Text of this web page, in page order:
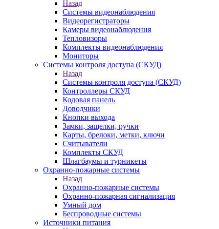
Назад
Системы видеонаблюдения
Видеорегистраторы
Камеры видеонаблюдения
Тепловизоры
Комплекты видеонаблюдения
Мониторы
Системы контроля доступа (СКУД)
Назад
Системы контроля доступа (СКУД)
Контроллеры СКУД
Кодовая панель
Доводчики
Кнопки выхода
Замки, защелки, ручки
Карты, брелоки, метки, ключи
Считыватели
Комплекты СКУД
Шлагбаумы и турникеты
Охранно-пожарные системы
Назад
Охранно-пожарные системы
Охранно-пожарная сигнализация
Умный дом
Беспроводные системы
Источники питания